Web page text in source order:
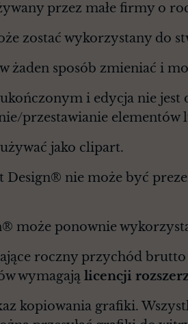
przez małe firmy o
zostać wykorzystany do
żaden sposób zmieniać i
ukończonym i edycja nie
przestawianie
jako clipart.
Design® nie może być
może ponownie
roczny przychód
wymagają licencji
kopiowania grafiki.